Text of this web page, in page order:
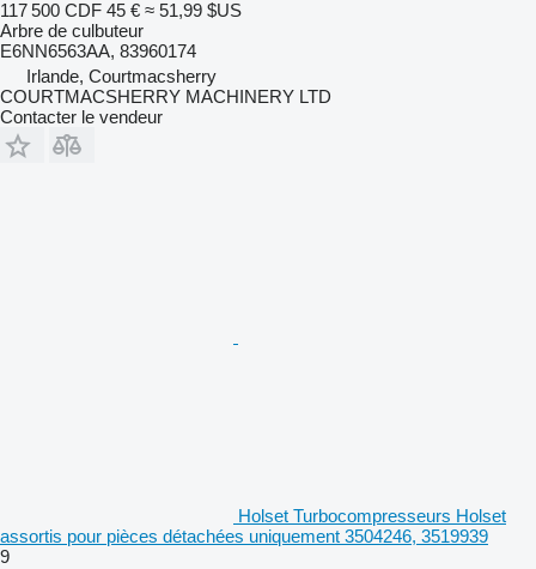
117 500 CDF 45 € ≈ 51,99 $US
Arbre de culbuteur
E6NN6563AA, 83960174
Irlande, Courtmacsherry
COURTMACSHERRY MACHINERY LTD
Contacter le vendeur
Holset Turbocompresseurs Holset
assortis pour pièces détachées uniquement 3504246, 3519939
9